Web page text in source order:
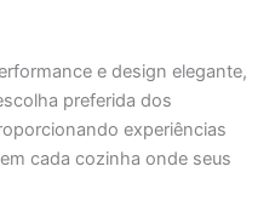
e design elegante,
preferida dos
experiências
cada cozinha onde seus